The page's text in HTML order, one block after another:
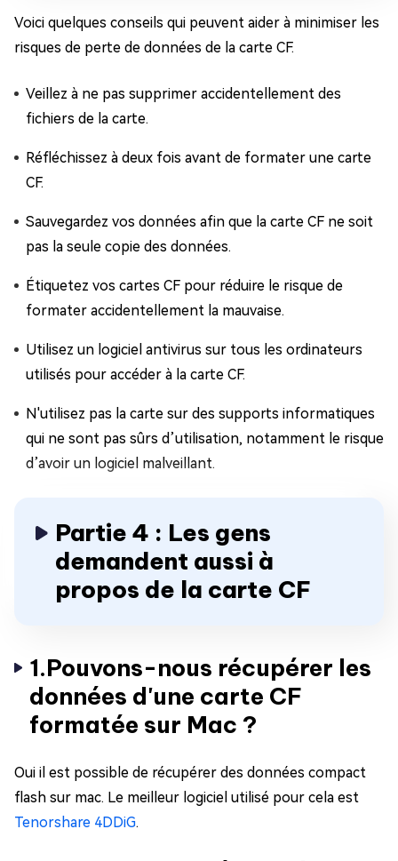
Voici quelques conseils qui peuvent aider à minimiser les
risques de perte de données de la carte CF.
Veillez à ne pas supprimer accidentellement des
fichiers de la carte.
Réfléchissez à deux fois avant de formater une carte
CF.
Sauvegardez vos données afin que la carte CF ne soit
pas la seule copie des données.
Étiquetez vos cartes CF pour réduire le risque de
formater accidentellement la mauvaise.
Utilisez un logiciel antivirus sur tous les ordinateurs
utilisés pour accéder à la carte CF.
N'utilisez pas la carte sur des supports informatiques
qui ne sont pas sûrs d’utilisation, notamment le risque
d’avoir un logiciel malveillant.
Partie 4 : Les gens
demandent aussi à
propos de la carte CF
1.Pouvons-nous récupérer les
données d'une carte CF
formatée sur Mac ?
Oui il est possible de récupérer des données compact
flash sur mac. Le meilleur logiciel utilisé pour cela est
Tenorshare 4DDiG.